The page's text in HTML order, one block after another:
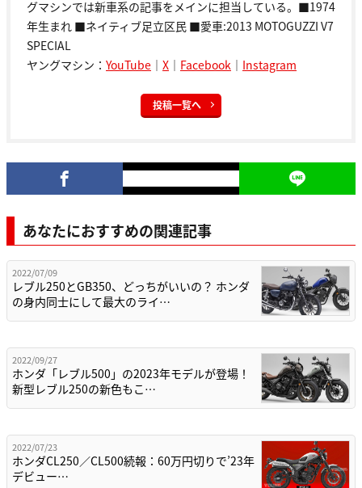
グマシンでは新車系の記事をメインに担当している。■1974
年生まれ ■ネイティブ足立区民 ■愛車:2013 MOTOGUZZI V7
SPECIAL
ヤングマシン： YouTube ｜ X ｜ Facebook ｜ Instagram
投稿一覧へ
あなたにおすすめの関連記事
2022/07/09
レブル250とGB350、どっちがいいの？ ホンダ
の身内同士にして最大のライ…
2022/09/27
ホンダ「レブル500」の2023年モデルが登場！
新型レブル250の新色もこ…
2022/07/23
ホンダCL250／CL500続報：60万円切りで’23年
デビュー…